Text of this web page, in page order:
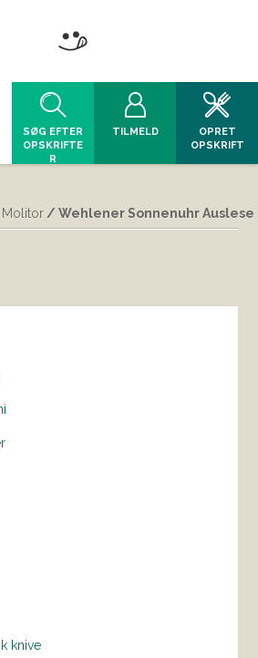
SØG EFTER
OPSKRIFTE
R
TILMELD
OPRET
OPSKRIFT
Molitor / Wehlener Sonnenuhr Auslese
knive